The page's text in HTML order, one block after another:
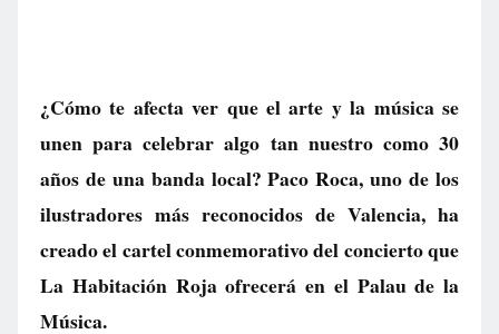
¿Cómo te afecta ver que el arte y la música se
unen para celebrar algo tan nuestro como 30
años de una banda local? Paco Roca, uno de los
ilustradores más reconocidos de Valencia, ha
creado el cartel conmemorativo del concierto que
La Habitación Roja ofrecerá en el Palau de la
Música.